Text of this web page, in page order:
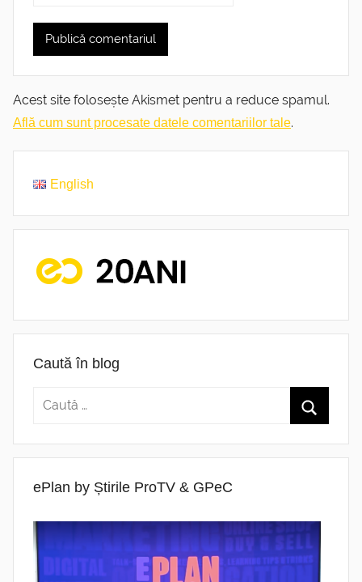
Acest site folosește Akismet pentru a reduce spamul.
Află cum sunt procesate datele comentariilor tale.
English
Caută în blog
ePlan by Știrile ProTV & GPeC